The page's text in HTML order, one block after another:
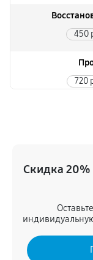
450
720
720
1080
Скидка 20%